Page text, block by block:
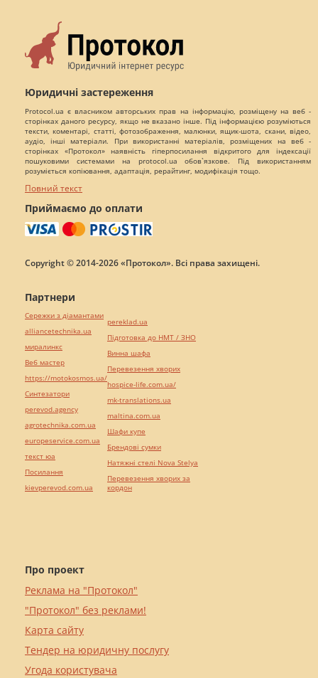
Юридичні застереження
Protocol.ua є власником авторських прав на інформацію, розміщену на веб -
сторінках даного ресурсу, якщо не вказано інше. Під інформацією розуміються
тексти, коментарі, статті, фотозображення, малюнки, ящик-шота, скани, відео,
аудіо, інші матеріали. При використанні матеріалів, розміщених на веб -
сторінках «Протокол» наявність гіперпосилання відкритого для індексації
пошуковими системами на protocol.ua обов`язкове. Під використанням
розуміється копіювання, адаптація, рерайтинг, модифікація тощо.
Повний текст
Приймаємо до оплати
Copyright © 2014-2026 «Протокол». Всі права захищені.
Про проект
Реклама на "Протокол"
"Протокол" без реклами!
Карта сайту
Тендер на юридичну послугу
Угода користувача
Партнери
Сережки з діамантами
alliancetechnika.ua
миралинкс
Веб мастер
https://motokosmos.ua/
Синтезатори
perevod.agency
agrotechnika.com.ua
europeservice.com.ua
текст юа
Посилання
kievperevod.com.ua
pereklad.ua
Підготовка до НМТ / ЗНО
Винна шафа
Перевезення хворих
hospice-life.com.ua/
mk-translations.ua
maltina.com.ua
Шафи купе
Брендові сумки
Натяжні стелі Nova Stelya
Перевезення хворих за
кордон